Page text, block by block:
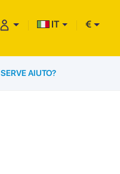
IT €
SERVE AIUTO?